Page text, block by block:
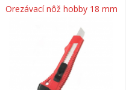
Orezávací nôž hobby 18 mm